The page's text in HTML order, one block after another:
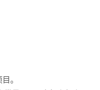
。